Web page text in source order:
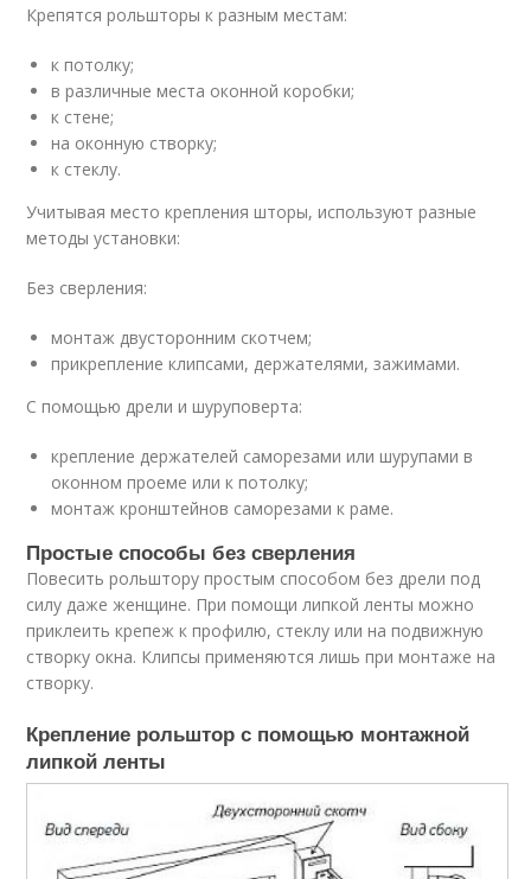
Крепятся рольшторы к разным местам:
к потолку;
в различные места оконной коробки;
к стене;
на оконную створку;
к стеклу.
Учитывая место крепления шторы, используют разные
методы установки:
Без сверления:
монтаж двусторонним скотчем;
прикрепление клипсами, держателями, зажимами.
С помощью дрели и шуруповерта:
крепление держателей саморезами или шурупами в
оконном проеме или к потолку;
монтаж кронштейнов саморезами к раме.
Простые способы без сверления
Повесить рольштору простым способом без дрели под
силу даже женщине. При помощи липкой ленты можно
приклеить крепеж к профилю, стеклу или на подвижную
створку окна. Клипсы применяются лишь при монтаже на
створку.
Крепление рольштор с помощью монтажной
липкой ленты